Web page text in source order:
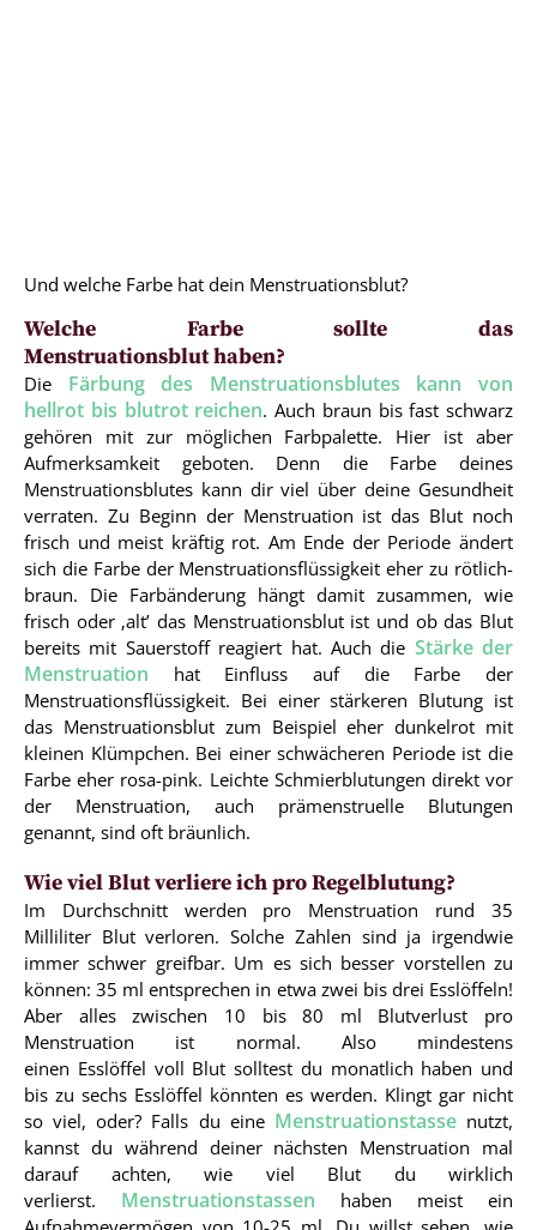
Und welche Farbe hat dein Menstruationsblut?
Welche Farbe sollte das
Menstruationsblut haben?
Die Färbung des Menstruationsblutes kann von
hellrot bis blutrot reichen. Auch braun bis fast schwarz
gehören mit zur möglichen Farbpalette. Hier ist aber
Aufmerksamkeit geboten. Denn die Farbe deines
Menstruationsblutes kann dir viel über deine Gesundheit
verraten. Zu Beginn der Menstruation ist das Blut noch
frisch und meist kräftig rot. Am Ende der Periode ändert
sich die Farbe der Menstruationsflüssigkeit eher zu rötlich-
braun. Die Farbänderung hängt damit zusammen, wie
frisch oder ‚alt’ das Menstruationsblut ist und ob das Blut
bereits mit Sauerstoff reagiert hat. Auch die Stärke der
Menstruation hat Einfluss auf die Farbe der
Menstruationsflüssigkeit. Bei einer stärkeren Blutung ist
das Menstruationsblut zum Beispiel eher dunkelrot mit
kleinen Klümpchen. Bei einer schwächeren Periode ist die
Farbe eher rosa-pink. Leichte Schmierblutungen direkt vor
der Menstruation, auch prämenstruelle Blutungen
genannt, sind oft bräunlich.
Wie viel Blut verliere ich pro Regelblutung?
Im Durchschnitt werden pro Menstruation rund 35
Milliliter Blut verloren. Solche Zahlen sind ja irgendwie
immer schwer greifbar. Um es sich besser vorstellen zu
können: 35 ml entsprechen in etwa zwei bis drei Esslöffeln!
Aber alles zwischen 10 bis 80 ml Blutverlust pro
Menstruation ist normal. Also mindestens
einen Esslöffel voll Blut solltest du monatlich haben und
bis zu sechs Esslöffel könnten es werden. Klingt gar nicht
so viel, oder? Falls du eine Menstruationstassenutzt,
kannst du während deiner nächsten Menstruation mal
darauf achten, wie viel Blut du wirklich
verlierst. Menstruationstassen haben meist ein